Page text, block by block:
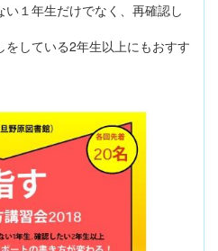
１年生だけでなく、再確認し
している2年生以上にもおすす